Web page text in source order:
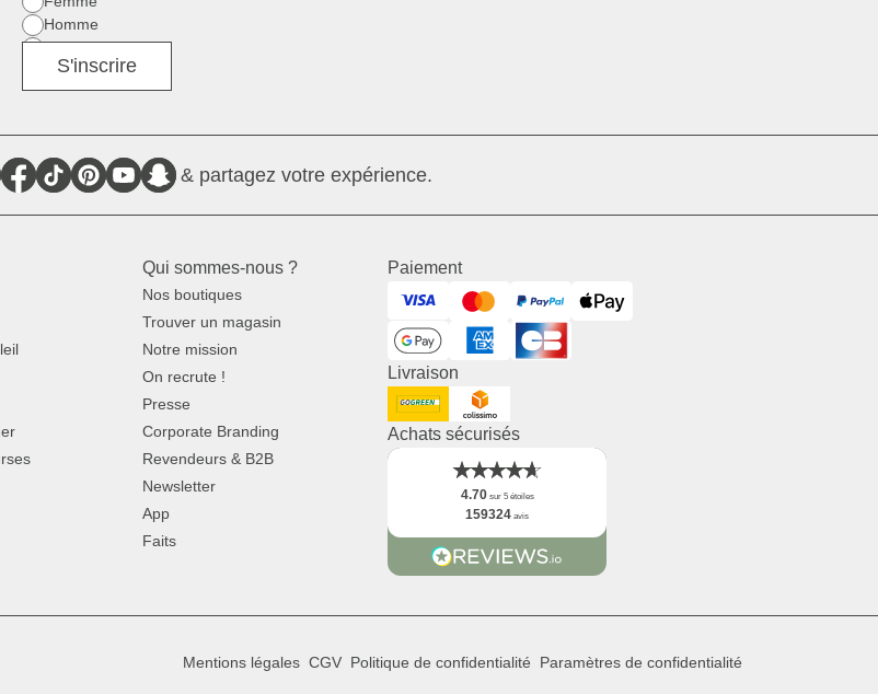
Homme
Divers
S'inscrire
& partagez votre expérience.
Qui sommes-nous ?
Nos boutiques
Trouver un magasin
Notre mission
On recrute !
Presse
Corporate Branding
Revendeurs & B2B
Newsletter
App
Faits
Paiement
Visa MastercardPayPal ApplePay
GooglePayAmerican Express
Cart Bancaire
Livraison
DHL GoGreen
Collisimo
Achats sécurisés
4.70sur 5 étoiles
159324 avis
Mentions légales CGV Politique de confidentialité Paramètres de confidentialité